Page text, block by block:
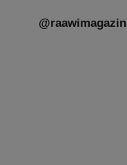
@raawimagazin